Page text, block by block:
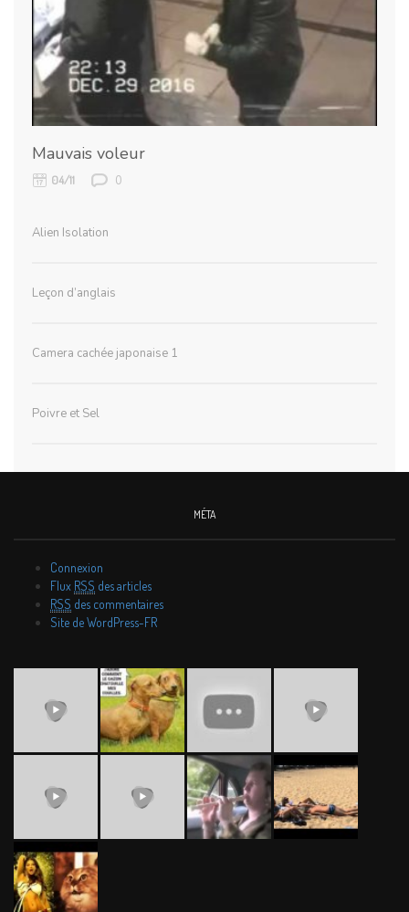
Mauvais voleur
04/11 0
Alien Isolation
Leçon d’anglais
Camera cachée japonaise 1
Poivre et Sel
MÉTA
Connexion
Flux RSS des articles
RSS des commentaires
Site de WordPress-FR